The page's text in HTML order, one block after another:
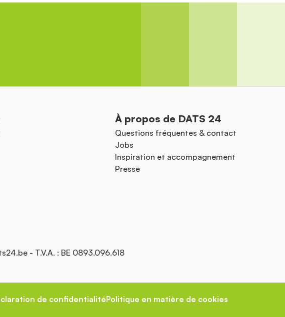
À propos de DATS 24
Questions fréquentes & contact
Jobs
Inspiration et accompagnement
Presse
- T.V.A. : BE 0893.096.618
de confidentialitéPolitique en matière de cookies